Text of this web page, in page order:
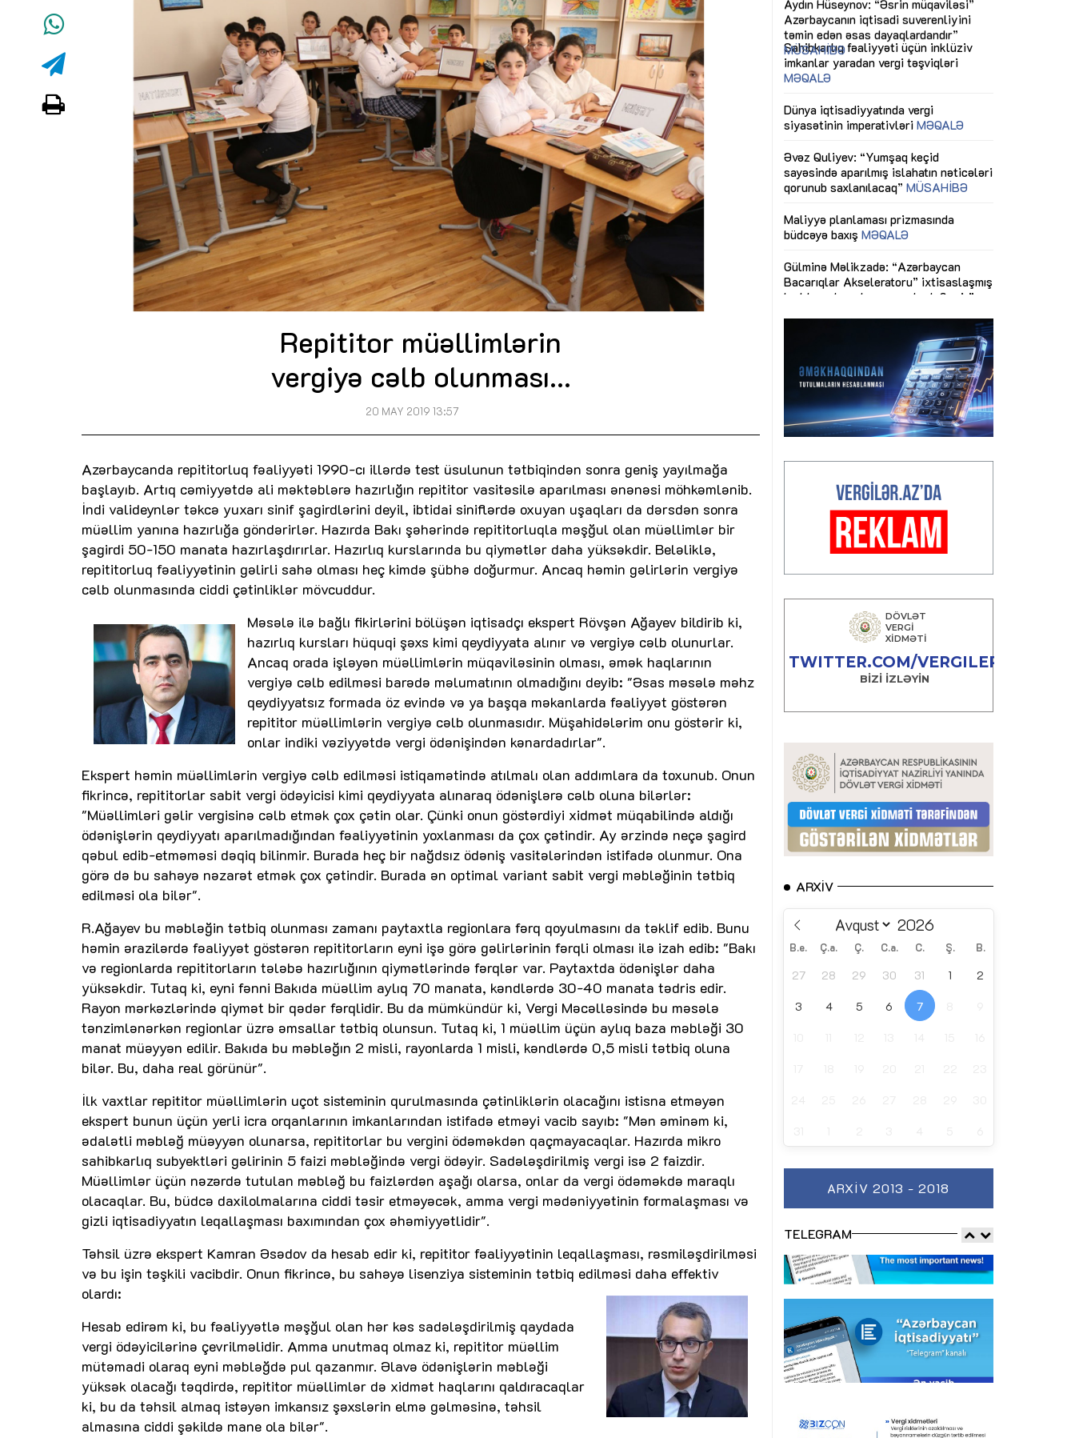
Repititor müəllimlərin
vergiyə cəlb olunması...
20 MAY 2019 13:57
Azərbaycanda repititorluq fəaliyyəti 1990-cı illərdə test üsulunun tətbiqindən sonra geniş yayılmağa
başlayıb. Artıq cəmiyyətdə ali məktəblərə hazırlığın repititor vasitəsilə aparılması ənənəsi möhkəmlənib.
İndi valideynlər təkcə yuxarı sinif şagirdlərini deyil, ibtidai siniflərdə oxuyan uşaqları da dərsdən sonra
müəllim yanına hazırlığa göndərirlər. Hazırda Bakı şəhərində repititorluqla məşğul olan müəllimlər bir
şagirdi 50-150 manata hazırlaşdırırlar. Hazırlıq kurslarında bu qiymətlər daha yüksəkdir. Beləliklə,
repititorluq fəaliyyətinin gəlirli sahə olması heç kimdə şübhə doğurmur. Ancaq həmin gəlirlərin vergiyə
cəlb olunmasında ciddi çətinliklər mövcuddur.
Məsələ ilə bağlı fikirlərini bölüşən iqtisadçı ekspert Rövşən Ağayev bildirib ki,
hazırlıq kursları hüquqi şəxs kimi qeydiyyata alınır və vergiyə cəlb olunurlar.
Ancaq orada işləyən müəllimlərin müqaviləsinin olması, əmək haqlarının
vergiyə cəlb edilməsi barədə məlumatının olmadığını deyib: "Əsas məsələ məhz
qeydiyyatsız formada öz evində və ya başqa məkanlarda fəaliyyət göstərən
repititor müəllimlərin vergiyə cəlb olunmasıdır. Müşahidələrim onu göstərir ki,
onlar indiki vəziyyətdə vergi ödənişindən kənardadırlar".
Ekspert həmin müəllimlərin vergiyə cəlb edilməsi istiqamətində atılmalı olan addımlara da toxunub. Onun
fikrincə, repititorlar sabit vergi ödəyicisi kimi qeydiyyata alınaraq ödənişlərə cəlb oluna bilərlər:
"Müəllimləri gəlir vergisinə cəlb etmək çox çətin olar. Çünki onun göstərdiyi xidmət müqabilində aldığı
ödənişlərin qeydiyyatı aparılmadığından fəaliyyətinin yoxlanması da çox çətindir. Ay ərzində neçə şagird
qəbul edib-etməməsi dəqiq bilinmir. Burada heç bir nağdsız ödəniş vasitələrindən istifadə olunmur. Ona
görə də bu sahəyə nəzarət etmək çox çətindir. Burada ən optimal variant sabit vergi məbləğinin tətbiq
edilməsi ola bilər".
R.Ağayev bu məbləğin tətbiq olunması zamanı paytaxtla regionlara fərq qoyulmasını da təklif edib. Bunu
həmin ərazilərdə fəaliyyət göstərən repititorların eyni işə görə gəlirlərinin fərqli olması ilə izah edib: "Bakı
və regionlarda repititorların tələbə hazırlığının qiymətlərində fərqlər var. Paytaxtda ödənişlər daha
yüksəkdir. Tutaq ki, eyni fənni Bakıda müəllim aylıq 70 manata, kəndlərdə 30-40 manata tədris edir.
Rayon mərkəzlərində qiymət bir qədər fərqlidir. Bu da mümkündür ki, Vergi Məcəlləsində bu məsələ
tənzimlənərkən regionlar üzrə əmsallar tətbiq olunsun. Tutaq ki, 1 müəllim üçün aylıq baza məbləği 30
manat müəyyən edilir. Bakıda bu məbləğın 2 misli, rayonlarda 1 misli, kəndlərdə 0,5 misli tətbiq oluna
bilər. Bu, daha real görünür".
İlk vaxtlar repititor müəllimlərin uçot sisteminin qurulmasında çətinliklərin olacağını istisna etməyən
ekspert bunun üçün yerli icra orqanlarının imkanlarından istifadə etməyi vacib sayıb: "Mən əminəm ki,
ədalətli məbləğ müəyyən olunarsa, repititorlar bu vergini ödəməkdən qaçmayacaqlar. Hazırda mikro
sahibkarlıq subyektləri gəlirinin 5 faizi məbləğində vergi ödəyir. Sadələşdirilmiş vergi isə 2 faizdir.
Müəllimlər üçün nəzərdə tutulan məbləğ bu faizlərdən aşağı olarsa, onlar da vergi ödəməkdə maraqlı
olacaqlar. Bu, büdcə daxilolmalarına ciddi təsir etməyəcək, amma vergi mədəniyyətinin formalaşması və
gizli iqtisadiyyatın leqallaşması baxımından çox əhəmiyyətlidir".
Təhsil üzrə ekspert Kamran Əsədov da hesab edir ki, repititor fəaliyyətinin leqallaşması, rəsmiləşdirilməsi
və bu işin təşkili vacibdir. Onun fikrincə, bu sahəyə lisenziya sisteminin tətbiq edilməsi daha effektiv
olardı:
Hesab edirəm ki, bu fəaliyyətlə məşğul olan hər kəs sadələşdirilmiş qaydada
vergi ödəyicilərinə çevrilməlidir. Amma unutmaq olmaz ki, repititor müəllim
mütəmadi olaraq eyni məbləğdə pul qazanmır. Əlavə ödənişlərin məbləği
yüksək olacağı təqdirdə, repititor müəllimlər də xidmət haqlarını qaldıracaqlar
ki, bu da təhsil almaq istəyən imkansız şəxslərin elmə gəlməsinə, təhsil
almasına ciddi şəkildə mane ola bilər".
Dünya iqtisadiyyatında vergi
siyasətinin imperativləriMƏQALƏ
Əvəz Quliyev: “Yumşaq keçid
sayəsində aparılmış islahatın nəticələri
qorunub saxlanılacaq”MÜSAHİBƏ
Maliyyə planlaması prizmasında
büdcəyə baxış MƏQALƏ
Gülminə Məlikzadə: “Azərbaycan
Bacarıqlar Akseleratoru” ixtisaslaşmış
kadrların hazırlanmasını hədəfləyir”
Nicat İmanov: "Vergi qanunvericiliyinə
dəyişikliklər sahibkarlıq mühitinin
yaxşılaşdırılmasına xidmət edir"
MÜSAHİBƏ
Aytən Kərimova: “Məqsədimiz daha
inklüziv iş mühiti yaratmaq, çevik və
öyrənən komanda formalaşdırmaqdır”
MÜSAHİBƏ
Azərbaycanda dövlət-özəl tərəfdaşlığı
çərçivəsində həyata keçirilən ilk pilot
layihəVİDEO
Aydın Hüseynov: “Əsrin müqaviləsi”
Azərbaycanın iqtisadi suverenliyini
təmin edən əsas dayaqlardandır”
MÜSAHİBƏ
Dünya iqtisadiyyatında vergi
siyasətinin imperativləriMƏQALƏ
Əvəz Quliyev: “Yumşaq keçid
sayəsində aparılmış islahatın nəticələri
Maliyyə planlaması prizmasında
Gülminə Məlikzadə: “Azərbaycan
Bacarıqlar Akseleratoru” ixtisaslaşmış
ARXIV
B.e. Ç.a. Ç. C.a. C. Ş. B.
27 28 29 30 31 1 2
3 4 5 6 7
ARXIV 2013 - 2018
TELEGRAM